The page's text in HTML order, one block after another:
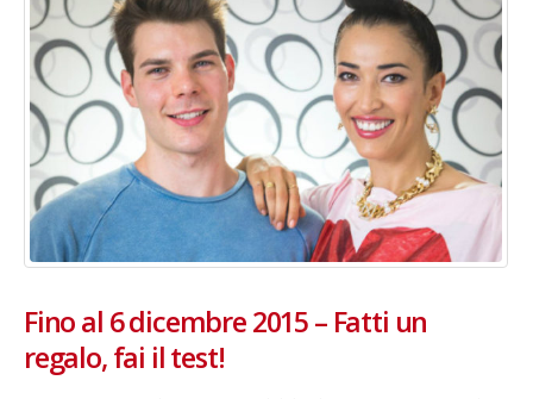
Fino al 6 dicembre 2015 – Fatti un
regalo, fai il test!
Fino al 29 marzo 2026 – Anziani
malati e fragili, VIDAS lancia
una campagna per rafforzare
l’assistenza domiciliare
2026
13 dicembre 2024 – In
carnet per le Prove Aperte
della Filarmonica della
Dicembre 14, 2024
5 ottobre 2026 – “Jannacci…
dintorni” per festeggiare i
Opera Cardinal Ferrari